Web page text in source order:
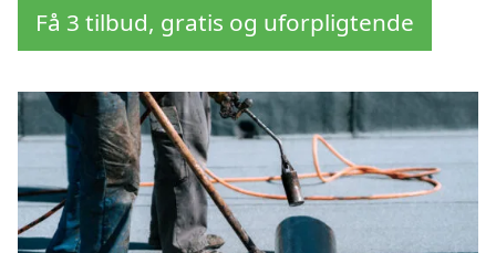
Få 3 tilbud, gratis og uforpligtende